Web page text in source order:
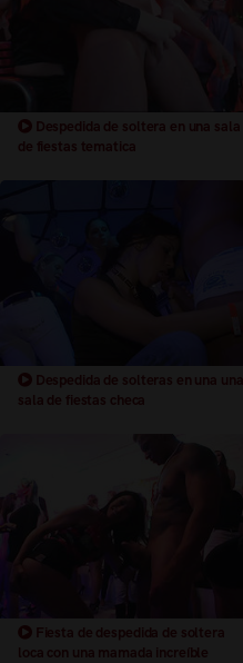
Despedida de soltera en una sala
de fiestas tematica
Despedida de solteras en una una
sala de fiestas checa
Fiesta de despedida de soltera
loca con una mamada increíble